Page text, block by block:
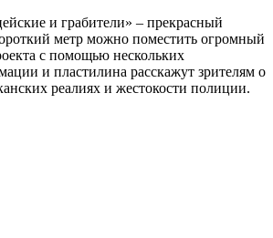
и грабители» – прекрасный
метр можно поместить огромный
с помощью нескольких
и пластилина расскажут зрителям о
реалиях и жестокости полиции.